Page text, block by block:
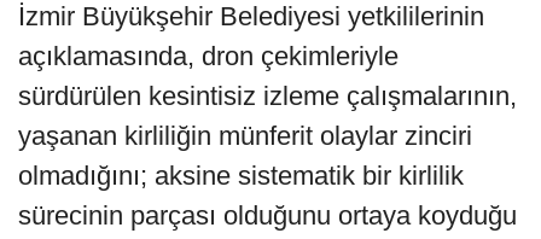
İzmir Büyükşehir Belediyesi yetkililerinin
açıklamasında, dron çekimleriyle
sürdürülen kesintisiz izleme çalışmalarının,
yaşanan kirliliğin münferit olaylar zinciri
olmadığını; aksine sistematik bir kirlilik
sürecinin parçası olduğunu ortaya koyduğu